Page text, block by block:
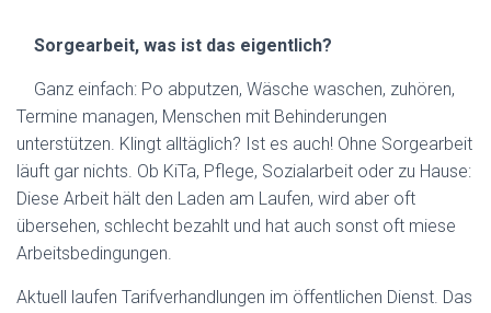
Sorgearbeit, was ist das eigentlich?
Ganz einfach: Po abputzen, Wäsche waschen, zuhören,
Termine managen, Menschen mit Behinderungen
unterstützen. Klingt alltäglich? Ist es auch! Ohne Sorgearbeit
läuft gar nichts. Ob KiTa, Pflege, Sozialarbeit oder zu Hause:
Diese Arbeit hält den Laden am Laufen, wird aber oft
übersehen, schlecht bezahlt und hat auch sonst oft miese
Arbeitsbedingungen.
Aktuell laufen Tarifverhandlungen im öffentlichen Dienst. Das